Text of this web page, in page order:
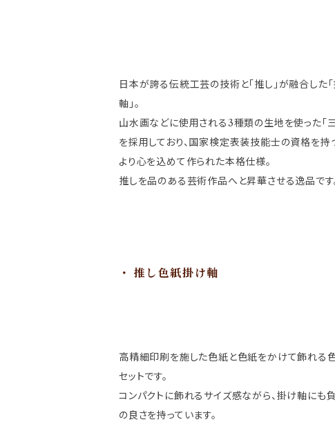
日本が誇る伝統工芸の技術と「推し」が融合した
軸」。
山水画などに使用される3種類の生地を使った「
を採用しており、国家検定表装技能士の資格を持
より心を込めて作られた本格仕様。
推しを品のある芸術作品へと昇華させる逸品です
推し色紙掛け軸
高精細印刷を施した色紙と色紙をかけて飾れる
セットです。
コンパクトに飾れるサイズ感ながら、掛け軸にも
の良さを持っています。